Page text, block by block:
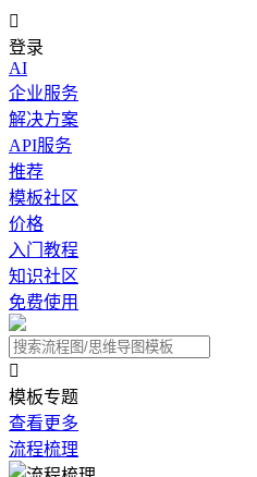

登录
AI
企业服务
解决方案
API服务
推荐
模板社区
价格
入门教程
知识社区
免费使用

模板专题
查看更多
流程梳理